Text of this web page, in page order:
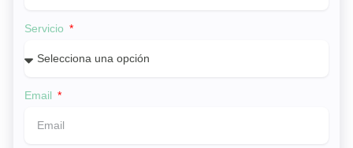
Servicio
Email